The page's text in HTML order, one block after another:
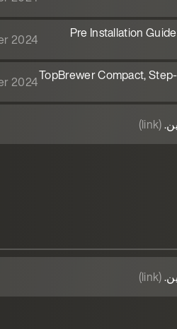
Pre Installation
2024
TopBrewer Compact,
2024
(link)
(link)